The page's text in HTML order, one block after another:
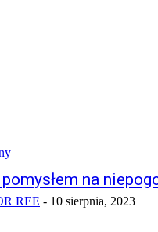
na
REE - 10 sierpnia, 2023